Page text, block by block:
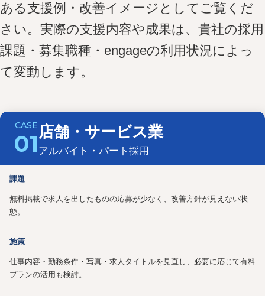
ある支援例・改善イメージとしてご覧くだ
さい。実際の支援内容や成果は、貴社の採用
課題・募集職種・engageの利用状況によっ
て変動します。
01店舗・サービス業
アルバイト・パート採用
課題
無料掲載で求人を出したものの応募が少なく、改善方針が見えない状
態。
施策
仕事内容・勤務条件・写真・求人タイトルを見直し、必要に応じて有料
プランの活用も検討。